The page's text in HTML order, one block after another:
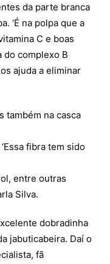
da parte branca
‘É na polpa que a
C e boas
do complexo B
ajuda a eliminar
também na casca
fibra tem sido
entre outras
Silva.
dobradinha
jabuticabeira. Daí o
fã